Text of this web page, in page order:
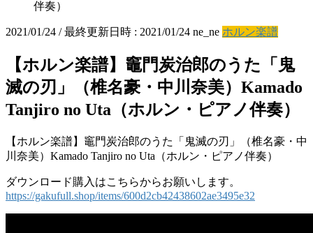
伴奏）
2021/01/24 / 最終更新日時 : 2021/01/24 ne_ne ホルン楽譜
【ホルン楽譜】竈門炭治郎のうた「鬼
滅の刃」（椎名豪・中川奈美）Kamado
Tanjiro no Uta（ホルン・ピアノ伴奏）
【ホルン楽譜】竈門炭治郎のうた「鬼滅の刃」（椎名豪・中
川奈美）Kamado Tanjiro no Uta（ホルン・ピアノ伴奏）
ダウンロード購入はこちらからお願いします。
https://gakufull.shop/items/600d2cb42438602ae3495e32